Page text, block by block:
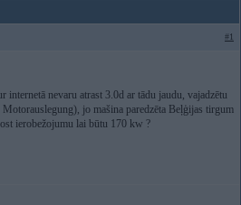
#1
nevaru atrast 3.0d ar tādu jaudu, vajadzētu
jo mašina paredzēta Beļģijas tirgum
ierobežojumu lai būtu 170 kw ?